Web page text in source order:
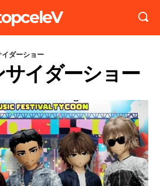
ダーショー
イダーショー